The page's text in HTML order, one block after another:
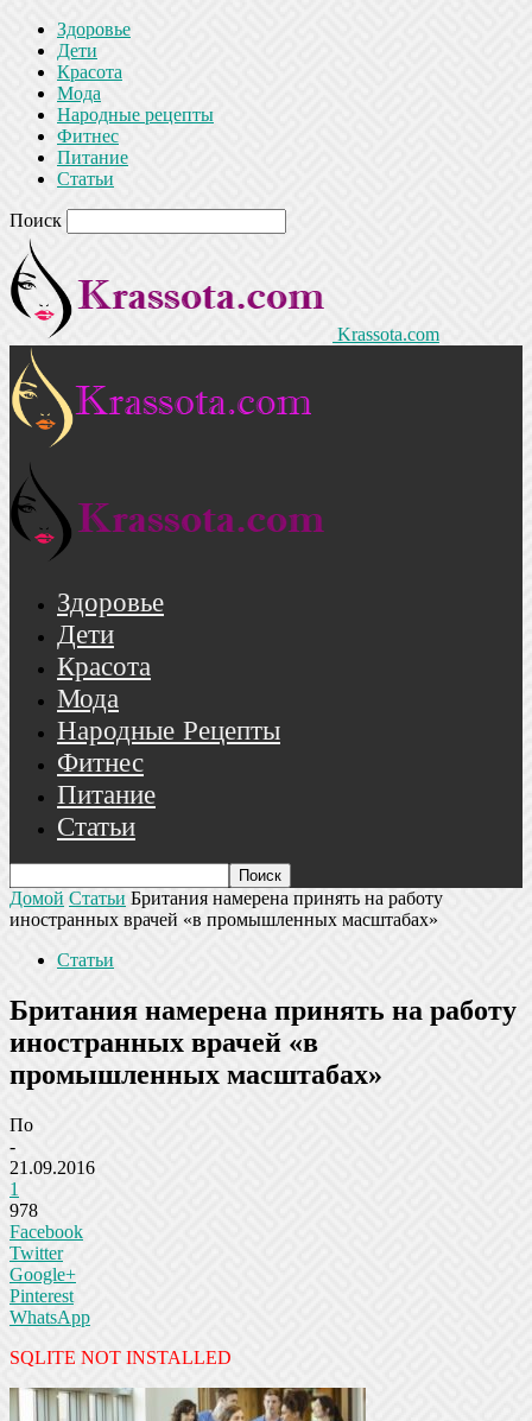
Здоровье
Дети
Красота
Мода
Народные рецепты
Фитнес
Питание
Статьи
Поиск
Krassota.com
Здоровье
Дети
Красота
Мода
Народные Рецепты
Фитнес
Питание
Статьи
Домой Статьи Британия намерена принять на работу
иностранных врачей «в промышленных масштабах»
Статьи
Британия намерена принять на работу
иностранных врачей «в
промышленных масштабах»
По
-
21.09.2016
1
978
Facebook
Twitter
Google+
Pinterest
WhatsApp
SQLITE NOT INSTALLED